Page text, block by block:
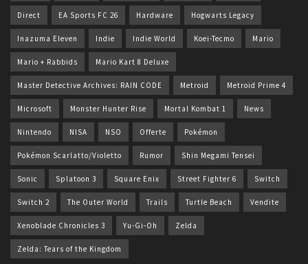
Direct EA Sports FC 26 Hardware Hogwarts Legacy
Inazuma Eleven Indie Indie World Koei-Tecmo Mario
Mario + Rabbids Mario Kart 8 Deluxe
Master Detective Archives: RAIN CODE Metroid Metroid Prime 4
Microsoft Monster Hunter Rise Mortal Kombat 1 News
Nintendo NISA NSO Offerte Pokémon
Pokémon Scarlatto/Violetto Rumor Shin Megami Tensei
Sonic Splatoon 3 Square Enix Street Fighter 6 Switch
Switch 2 The Outer World Trails Turtle Beach Vendite
Xenoblade Chronicles 3 Yu-Gi-Oh Zelda
Zelda: Tears of the Kingdom